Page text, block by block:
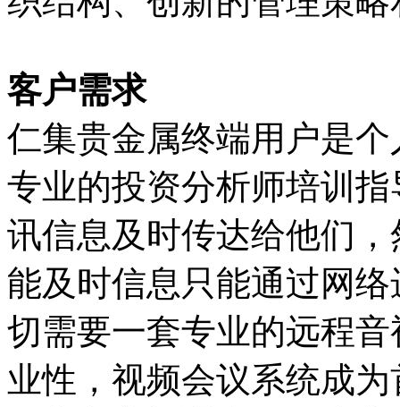
客户需求
仁集贵金属终端用户是
专业的投资分析师培训
讯信息及时传达给他们
能及时信息只能通过网
切需要一套专业的远程
业性，视频会议系统成